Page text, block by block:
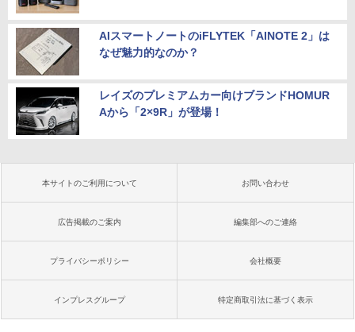
AIスマートノートのiFLYTEK「AINOTE 2」は
なぜ魅力的なのか？
レイズのプレミアムカー向けブランドHOMUR
Aから「2×9R」が登場！
本サイトのご利用について お問い合わせ
広告掲載のご案内 編集部へのご連絡
プライバシーポリシー 会社概要
インプレスグループ 特定商取引法に基づく表示